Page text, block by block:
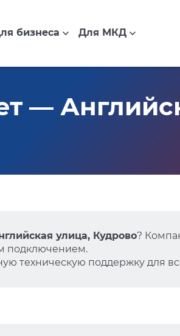
бизнеса Для МКД
—
улица, Кудрово?
подключением.
техническую поддержку для